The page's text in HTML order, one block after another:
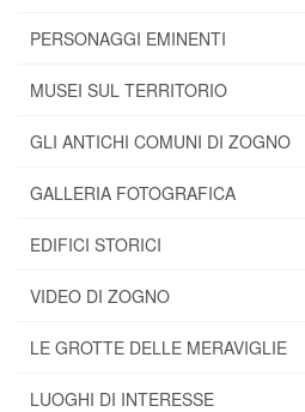
PERSONAGGI EMINENTI
MUSEI SUL TERRITORIO
GLI ANTICHI COMUNI DI ZOGNO
GALLERIA FOTOGRAFICA
EDIFICI STORICI
VIDEO DI ZOGNO
LE GROTTE DELLE MERAVIGLIE
LUOGHI DI INTERESSE